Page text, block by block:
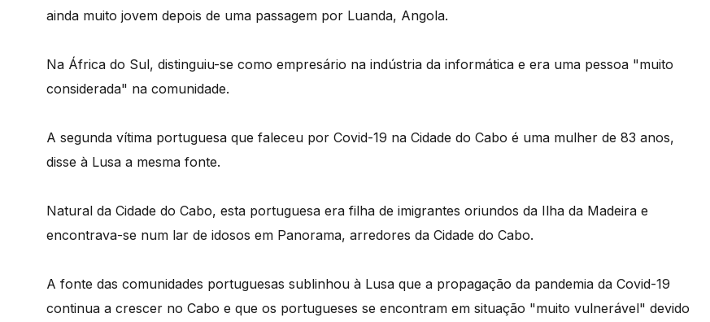
ainda muito jovem depois de uma passagem por Luanda, Angola.
Na África do Sul, distinguiu-se como empresário na indústria da informática e era uma pessoa "muito
considerada" na comunidade.
A segunda vítima portuguesa que faleceu por Covid-19 na Cidade do Cabo é uma mulher de 83 anos,
disse à Lusa a mesma fonte.
Natural da Cidade do Cabo, esta portuguesa era filha de imigrantes oriundos da Ilha da Madeira e
encontrava-se num lar de idosos em Panorama, arredores da Cidade do Cabo.
A fonte das comunidades portuguesas sublinhou à Lusa que a propagação da pandemia da Covid-19
continua a crescer no Cabo e que os portugueses se encontram em situação "muito vulnerável" devido